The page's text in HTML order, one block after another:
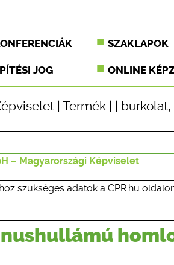
SZAKLAPOK
JOG ONLINE
Termék burkolat,
– Magyarországi Képviselet
szükséges adatok a CPR.hu